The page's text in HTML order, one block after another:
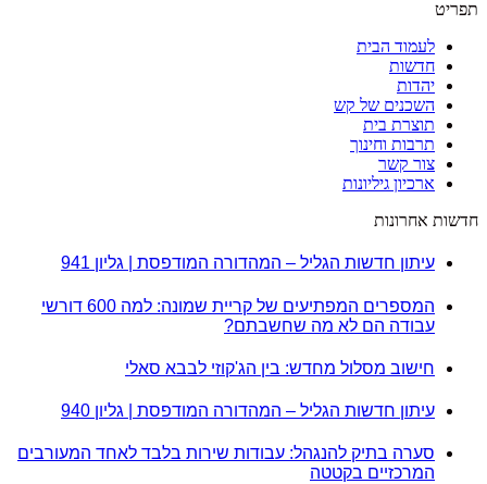
תפריט
לעמוד הבית
חדשות
יהדות
השכנים של קש
תוצרת בית
תרבות וחינוך
צור קשר
ארכיון גיליונות
חדשות אחרונות
עיתון חדשות הגליל – המהדורה המודפסת | גליון 941
המספרים המפתיעים של קריית שמונה: למה 600 דורשי
עבודה הם לא מה שחשבתם?
חישוב מסלול מחדש: בין הג'קוזי לבבא סאלי
עיתון חדשות הגליל – המהדורה המודפסת | גליון 940
סערה בתיק להנגהל: עבודות שירות בלבד לאחד המעורבים
המרכזיים בקטטה